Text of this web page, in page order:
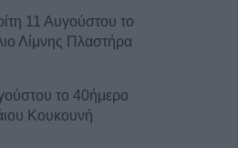
11 Αυγούστου το
Λίμνης Πλαστήρα
το 40ήμερο
Κουκουνή